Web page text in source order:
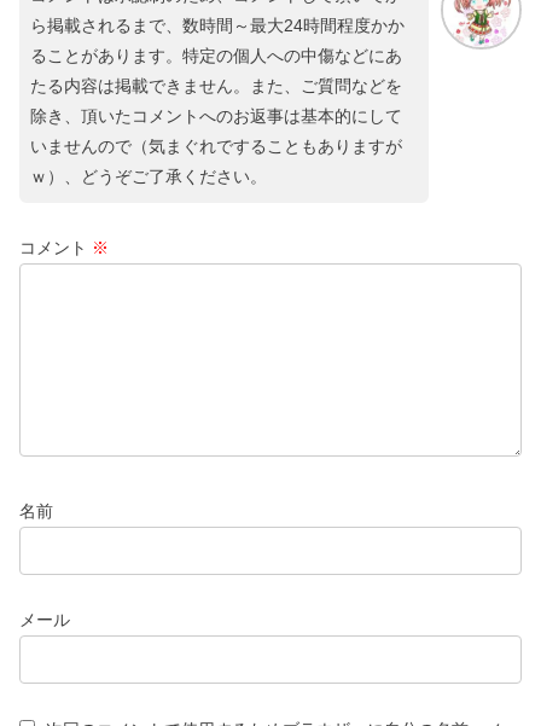
ら掲載されるまで、数時間～最大24時間程度かか
ることがあります。特定の個人への中傷などにあ
たる内容は掲載できません。また、ご質問などを
除き、頂いたコメントへのお返事は基本的にして
ｗ）、どうぞご了承ください。
名前
次回のコメントで使用するためブラウザーに自分の名前、メー